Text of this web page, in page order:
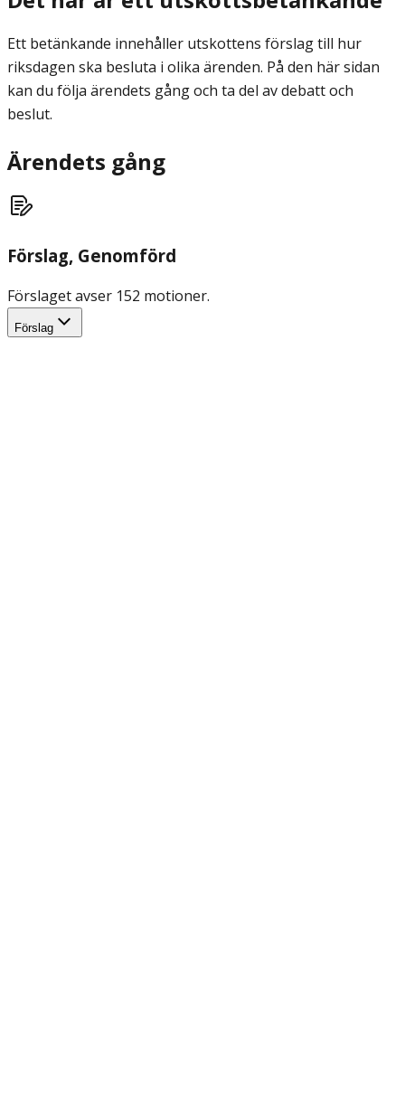
Ett betänkande innehåller utskottens förslag till hur
riksdagen ska besluta i olika ärenden. På den här sidan
kan du följa ärendets gång och ta del av debatt och
beslut.
Ärendets gång
Förslag, Genomförd
Förslaget avser 152 motioner.
Förslag